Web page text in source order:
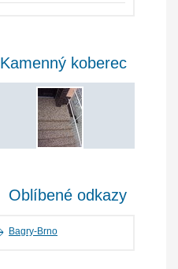
Kamenný koberec
Oblíbené odkazy
Bagry-Brno